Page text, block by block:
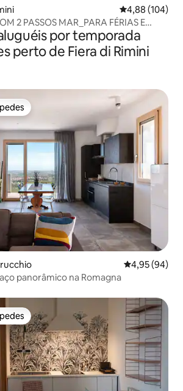
4,88 de uma
4,88 (104)
2 PASSOS MAR_PARA FÉRIAS E
por temporada
perto de Fiera di Rimini
4,95 de uma
4,95 (94)
panorâmico na Romagna